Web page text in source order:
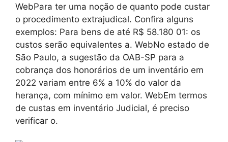
WebPara ter uma noção de quanto pode custar
o procedimento extrajudical. Confira alguns
exemplos: Para bens de até R$ 58.180 01: os
custos serão equivalentes a. WebNo estado de
São Paulo, a sugestão da OAB-SP para a
cobrança dos honorários de um inventário em
2022 variam entre 6% a 10% do valor da
herança, com mínimo em valor. WebEm termos
de custas em inventário Judicial, é preciso
verificar o.